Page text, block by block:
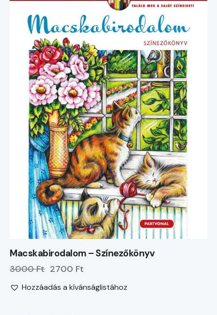
Macskabirodalom – Színezőkönyv
3000 Ft 2700 Ft
Hozzáadás a kívánságlistához